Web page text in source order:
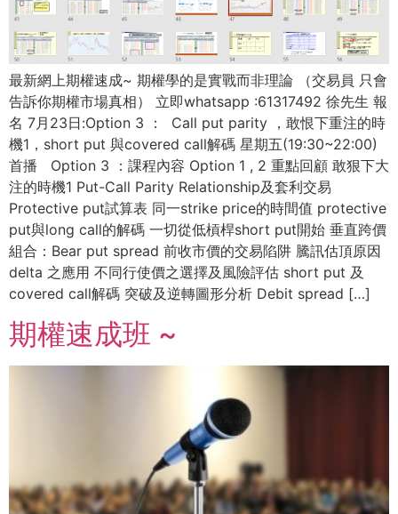
最新網上期權速成~ 期權學的是實戰而非理論 （交易員 只會
告訴你期權市場真相） 立即whatsapp :61317492 徐先生 報
名 7月23日:Option 3 ： Call put parity ，敢恨下重注的時
機1，short put 與covered call解碼 星期五(19:30~22:00)
首播 Option 3 ：課程內容 Option 1 , 2 重點回顧 敢狠下大
注的時機1 Put-Call Parity Relationship及套利交易
Protective put試算表 同一strike price的時間值 protective
put與long call的解碼 一切從低槓桿short put開始 垂直跨價
組合：Bear put spread 前收市價的交易陷阱 騰訊估頂原因
delta 之應用 不同行使價之選擇及風險評估 short put 及
covered call解碼 突破及逆轉圖形分析 Debit spread […]
期權速成班 ~